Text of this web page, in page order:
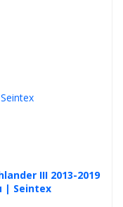
III 2013-2019
| Seintex